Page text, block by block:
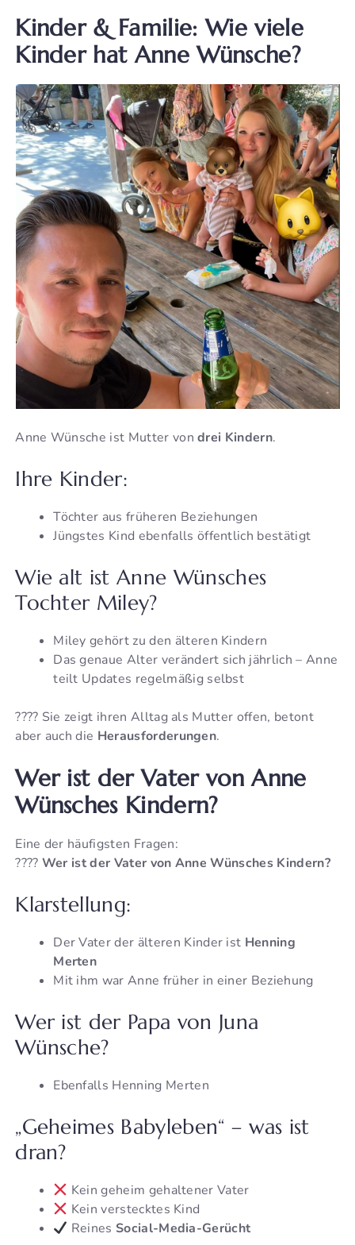
Kinder & Familie: Wie viele
Kinder hat Anne Wünsche?
Anne Wünsche ist Mutter vondrei Kindern.
Ihre Kinder:
Töchter aus früheren Beziehungen
Jüngstes Kind ebenfalls öffentlich bestätigt
Wie alt ist Anne Wünsches
Tochter Miley?
Miley gehört zu den älteren Kindern
Das genaue Alter verändert sich jährlich – Anne
teilt Updates regelmäßig selbst
???? Sie zeigt ihren Alltag als Mutter offen, betont
aber auch die Herausforderungen.
Wer ist der Vater von Anne
Wünsches Kindern?
Eine der häufigsten Fragen:
???? Wer ist der Vater von Anne Wünsches Kindern?
Klarstellung:
Der Vater der älteren Kinder ist Henning
Merten
Mit ihm war Anne früher in einer Beziehung
Wer ist der Papa von Juna
Wünsche?
Ebenfalls Henning Merten
„Geheimes Babyleben“ – was ist
dran?
Kein geheim gehaltener Vater
Kein verstecktes Kind
Reines Social-Media-Gerücht